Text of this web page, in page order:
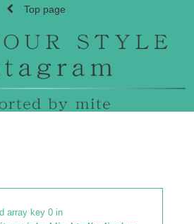
Top page
array key 0 in